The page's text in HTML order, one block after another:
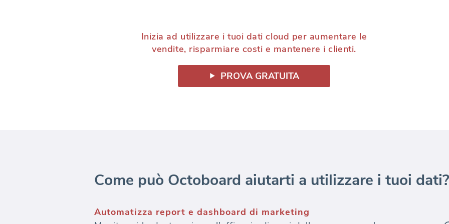
Inizia ad utilizzare i tuoi dati cloud per aumentare le
vendite, risparmiare costi e mantenere i clienti.
PROVA GRATUITA
Come può Octoboard aiutarti a utilizzare i tuoi dati?
Automatizza report e dashboard di marketing